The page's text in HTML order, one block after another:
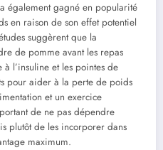
également gagné en popularité
en raison de son effet potentiel
suggèrent que la
de pomme avant les repas
l’insuline et les pointes de
pour aider à la perte de poids
et un exercice
de ne pas dépendre
plutôt de les incorporer dans
maximum.